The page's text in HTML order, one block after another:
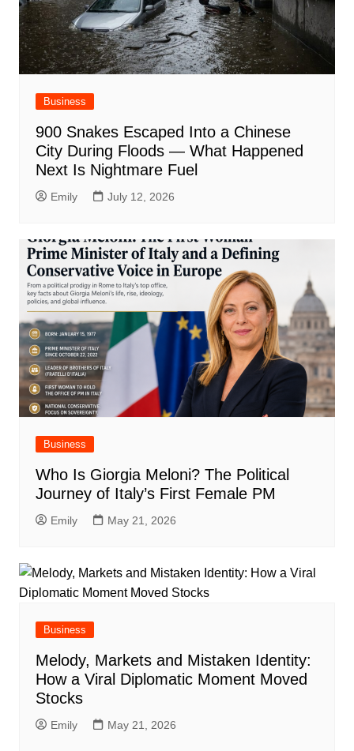
Business
900 Snakes Escaped Into a Chinese
City During Floods — What Happened
Next Is Nightmare Fuel
Emily July 12, 2026
Business
Who Is Giorgia Meloni? The Political
Journey of Italy’s First Female PM
Emily May 21, 2026
Business
Melody, Markets and Mistaken Identity:
How a Viral Diplomatic Moment Moved
Stocks
Emily May 21, 2026